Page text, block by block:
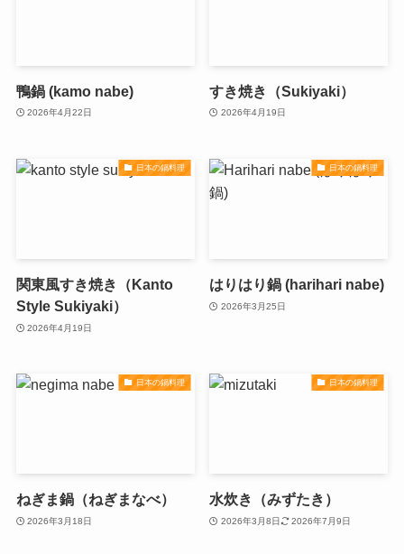
鴨鍋 (kamo nabe)
2026年4月22日
すき焼き（Sukiyaki）
2026年4月19日
日本の鍋料理
関東風すき焼き（Kanto
Style Sukiyaki）
2026年4月19日
日本の鍋料理
はりはり鍋 (harihari nabe)
2026年3月25日
日本の鍋料理
ねぎま鍋（ねぎまなべ）
2026年3月18日
日本の鍋料理
水炊き（みずたき）
2026年3月8日 2026年7月9日